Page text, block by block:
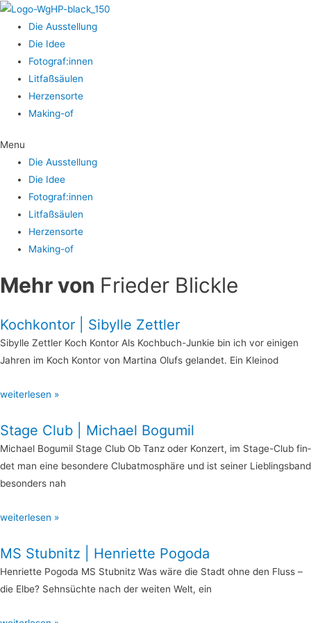
Die Aus­stel­lung
Die Idee
Fotograf:innen
Lit­faß­säu­len
Her­zens­or­te
Making-of
Menu
Die Aus­stel­lung
Die Idee
Fotograf:innen
Lit­faß­säu­len
Her­zens­or­te
Making-of
Mehr von Frieder Blickle
Koch­kon­tor | Sibyl­le Zettler
Sibyl­le Zett­ler Koch Kon­tor Als Koch­­buch-Jun­­­kie bin ich vor eini­gen
Jah­ren im Koch Kon­tor von Mar­ti­na Olufs gelan­det. Ein Kleinod
weiterlesen »
Sta­ge Club | Micha­el Bogumil
Micha­el Bogu­mil Sta­ge Club Ob Tanz oder Kon­zert, im Sta­­ge-Club fin­
det man eine beson­de­re Club­at­mo­sphä­re und ist sei­ner Lieb­lings­band
beson­ders nah
weiterlesen »
MS Stub­nitz | Hen­ri­et­te Pogoda
Hen­ri­et­te Pogo­da MS Stub­nitz Was wäre die Stadt ohne den Fluss –
die Elbe? Sehn­süch­te nach der wei­ten Welt, ein